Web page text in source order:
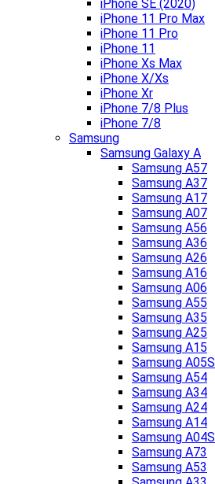
iPhone SE (2020)
iPhone 11 Pro Max
iPhone 11 Pro
iPhone 11
iPhone Xs Max
iPhone X/Xs
iPhone Xr
iPhone 7/8 Plus
iPhone 7/8
Samsung
Samsung Galaxy A
Samsung A57
Samsung A37
Samsung A17
Samsung A07
Samsung A56
Samsung A36
Samsung A26
Samsung A16
Samsung A06
Samsung A55
Samsung A35
Samsung A25
Samsung A15
Samsung A05S
Samsung A54
Samsung A34
Samsung A24
Samsung A14
Samsung A04S
Samsung A73
Samsung A53